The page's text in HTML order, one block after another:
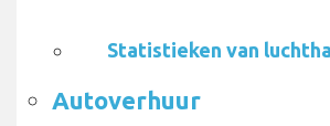
Statistieken van
Autoverhuur